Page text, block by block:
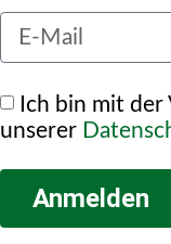
Ich bin mit
unserer
Anmelden